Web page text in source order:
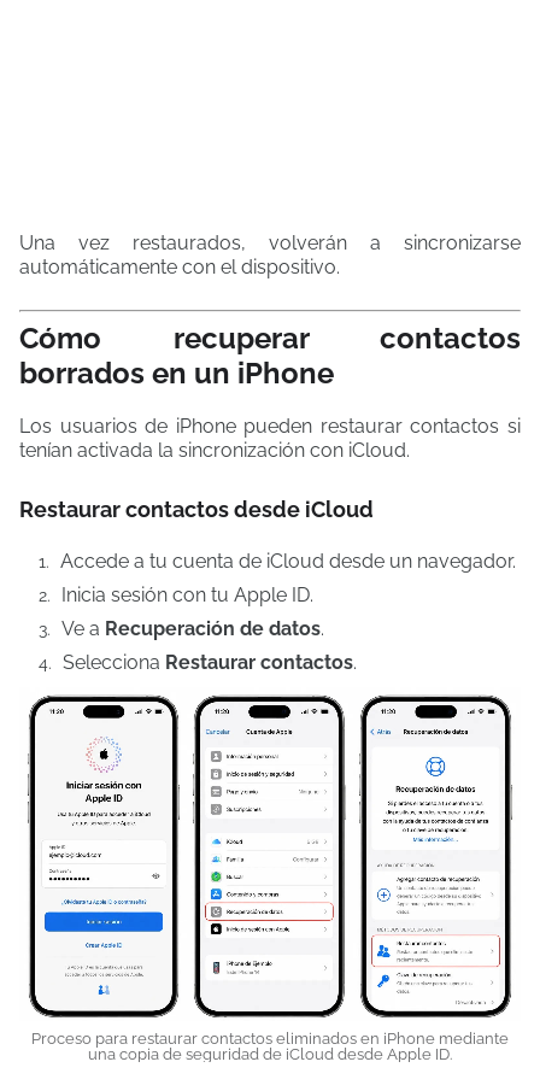
Una vez restaurados, volverán a sincronizarse
automáticamente con el dispositivo.
Cómo recuperar contactos
borrados en un iPhone
Los usuarios de iPhone pueden restaurar contactos si
tenían activada la sincronización con iCloud.
Restaurar contactos desde iCloud
Accede a tu cuenta de iCloud desde un navegador.
Inicia sesión con tu Apple ID.
Ve a Recuperación de datos.
Selecciona Restaurar contactos.
Proceso para restaurar contactos eliminados en iPhone mediante
una copia de seguridad de iCloud desde Apple ID.